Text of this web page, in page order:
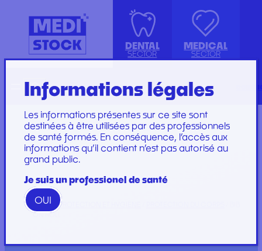
DENTAL
SECTOR
ISOLATION GOWN WITH COTTON
CUFFS
KIT INSTRUMENTS
LABORATOIRE
PLATEAU
PROTECTION
RESTORATION AND
GAMME
MEDICAL
SECTOR
ACCESSORIES
INJECTION, PRÉLÈVEMENT ET
PERFUSION
CONSOMMABLES
GYNECOLOGY
PROTECTION ET HYGIÈNE
DRESSING SET
PERFUSION SET
CARE SET
SUTURE SET
CARE AND
DRESSINGS
RechercheFrançais
HOME /PROTECTION ET HYGIÈNE
ON ROLL
Informations légales
Les informations présentes sur ce site sont
destinées à être utilisées par des professionnels
de santé formés. En conséquence, l’accès aux
informations qu’il contient n’est pas autorisé au
grand public.
Je suis un professionel de santé
OUI